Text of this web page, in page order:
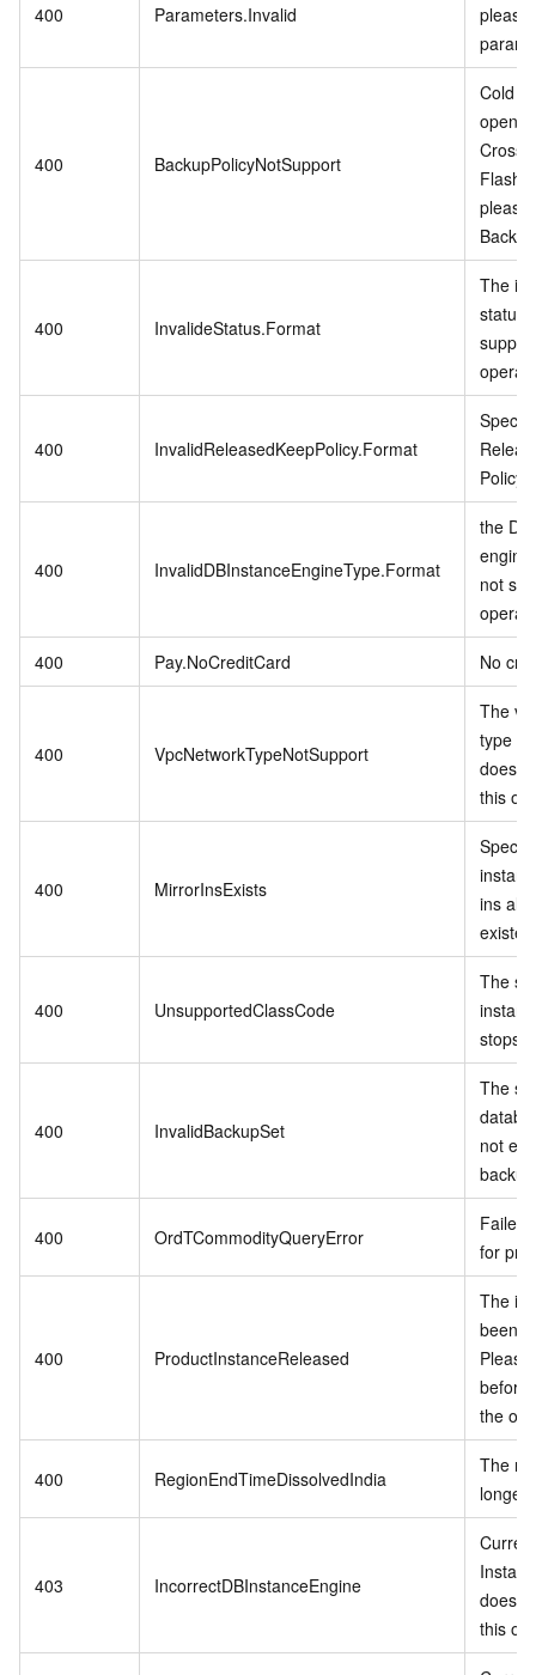
400 Parameters.Invalid
please
400 BackupPolicyNotSupport
Cold
open
Flash
please
400 InvalideStatus.Format
The
status
400 InvalidReleasedKeepPolicy.Format
Policy
400 InvalidDBInstanceEngineType.Format
the
not
400 Pay.NoCreditCard No
400 VpcNetworkTypeNotSupport
The
type
does
this
400 MirrorInsExists
ins
400 UnsupportedClassCode
The
stops
400 InvalidBackupSet
The
not
400 OrdTCommodityQueryError
Failed
for
400 ProductInstanceReleased
The
been
before
the
400 RegionEndTimeDissolvedIndia
The
longer
403 IncorrectDBInstanceEngine
does
this